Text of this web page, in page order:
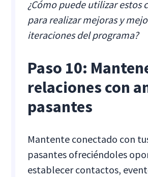
¿Cómo puede utilizar estos
para realizar mejoras y
iteraciones del programa?
Paso 10:
relaciones con
pasantes
Mantente conectado con
pasantes ofreciéndoles
establecer contactos,